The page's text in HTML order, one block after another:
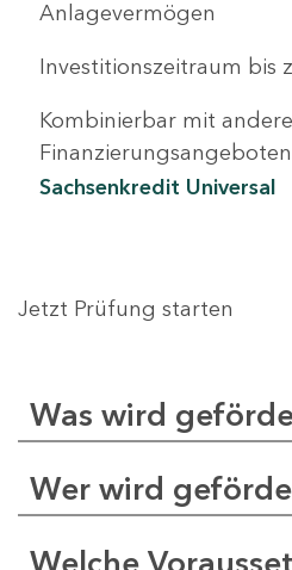
Anlagevermögen
Investitionszeitraum bis
Kombinierbar mit
Sachsenkredit Universal
Jetzt Prüfung starten
Was wird
Wer wird
Welche